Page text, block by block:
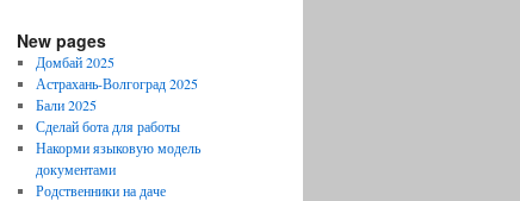
New pages
Домбай 2025
Астрахань-Волгоград 2025
Бали 2025
Сделай бота для работы
Накорми языковую модель
документами
Родственники на даче